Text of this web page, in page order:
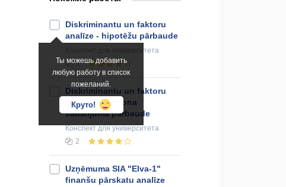
Ты можешь добавить
любую работу в список
пожеланий.
Круто!
Diskriminantu un faktoru
analīze - hipotēžu pārbaude
для университета
5
Diskriminantu un faktoru
analīze - puasona
sadalījuma pārbaude
Конспектдля университета
2
Uzņēmuma SIA "Elva-1"
finanšu pārskatu analīze